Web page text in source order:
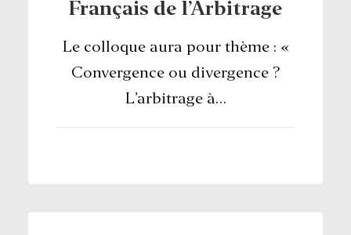
Français de l’Arbitrage
Le colloque aura pour thème : «
Convergence ou divergence ?
L’arbitrage à…